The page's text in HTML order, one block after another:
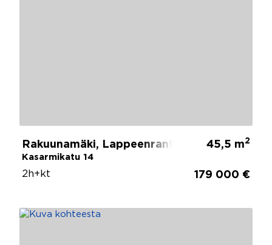
Rakuunamäki, Lappeenranta
Kasarmikatu 14
45,5 m2
2h+kt 179 000 €